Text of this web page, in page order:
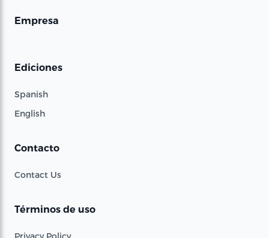
Empresa
Ediciones
Spanish
English
Contacto
Contact Us
Términos de uso
Privacy Policy